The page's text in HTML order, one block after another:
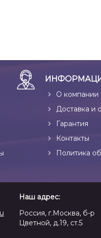
О компании
Доставка и
Гарантия
Контакты
Политика
Наш адрес:
Россия, г.Москва, б-р
Цветной, д.19, ст.5